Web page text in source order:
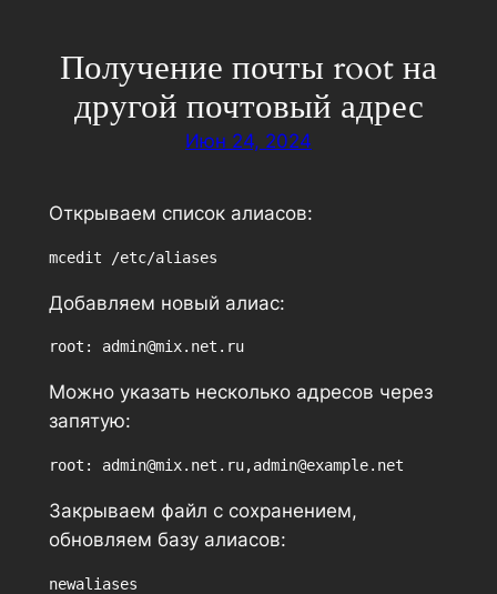
содержимому
Получение почты root на
другой почтовый адрес
Июн 24, 2024
Открываем список алиасов:
mcedit /etc/aliases
Добавляем новый алиас:
root: admin@mix.net.ru
Можно указать несколько адресов через
запятую:
root: admin@mix.net.ru,admin@example.net
Закрываем файл с сохранением,
обновляем базу алиасов:
newaliases